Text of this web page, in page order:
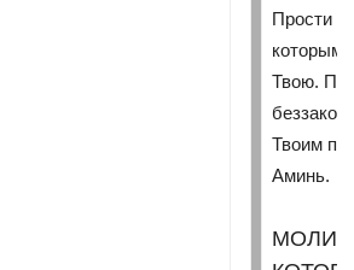
Прости
Твою.
Твоим
Аминь.